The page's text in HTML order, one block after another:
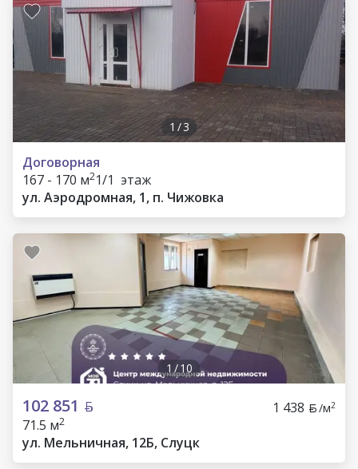
1 /3
Договорная
167 - 170 м21/1 этаж
ул. Аэродромная, 1, п. Чижовка
1 /10
102 851 1 438 /м2
71.5 м2
ул. Мельничная, 12Б, Слуцк